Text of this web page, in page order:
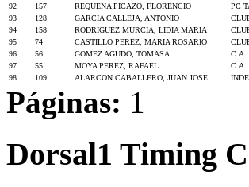
92
157 REQUENA PICAZO, FLORENCIO
PC
93
128 GARCIA CALLEJA, ANTONIO
94
158 RODRIGUEZ MURCIA, LIDIA MARIA
95
74 CASTILLO PEREZ, MARIA ROSARIO
96
56 GOMEZ AGUDO, TOMASA
C.A.
97
55 MOYA PEREZ, RAFAEL
C.A.
98
109 ALARCON CABALLERO, JUAN JOSE
Páginas: 1
Dorsal1 Timing